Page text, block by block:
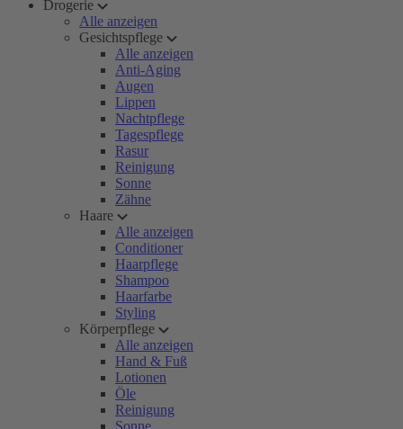
Drogerie
Alle anzeigen
Gesichtspflege
Alle anzeigen
Anti-Aging
Augen
Lippen
Nachtpflege
Tagespflege
Rasur
Reinigung
Sonne
Zähne
Haare
Alle anzeigen
Conditioner
Haarpflege
Shampoo
Haarfarbe
Styling
Körperpflege
Alle anzeigen
Hand & Fuß
Lotionen
Öle
Reinigung
Sonne